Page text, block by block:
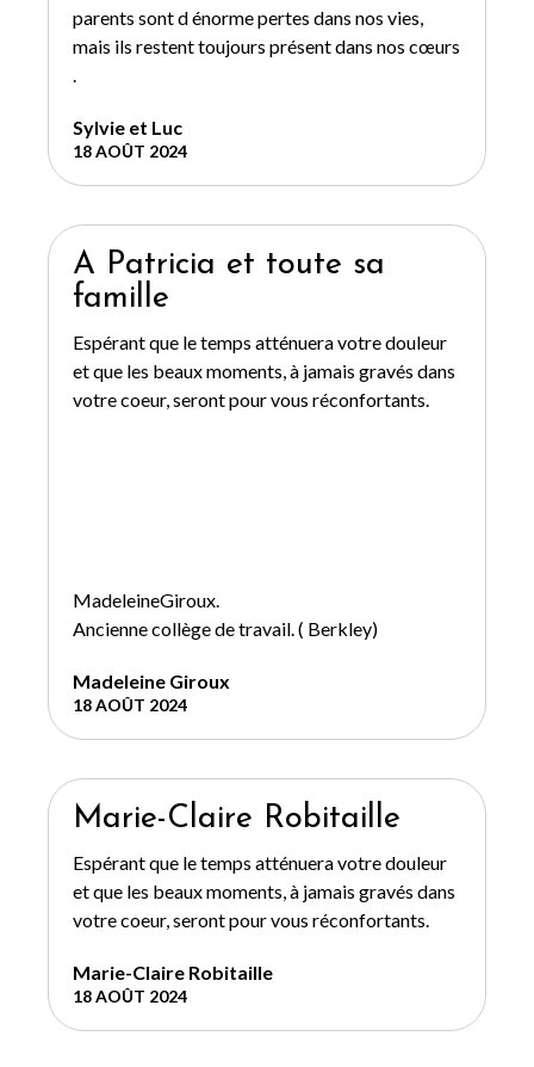
parents sont d énorme pertes dans nos vies,
mais ils restent toujours présent dans nos cœurs
Sylvie et Luc
18 AOÛT 2024
A Patricia et toute sa
famille
Espérant que le temps atténuera votre douleur
et que les beaux moments, à jamais gravés dans
votre coeur, seront pour vous réconfortants.
MadeleineGiroux.
Ancienne collège de travail. ( Berkley)
Madeleine Giroux
18 AOÛT 2024
Marie-Claire Robitaille
Espérant que le temps atténuera votre douleur
et que les beaux moments, à jamais gravés dans
votre coeur, seront pour vous réconfortants.
Marie-Claire Robitaille
18 AOÛT 2024